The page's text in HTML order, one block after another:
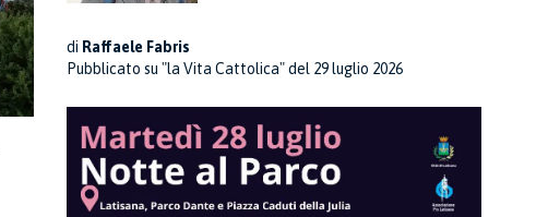
di Raffaele Fabris
Pubblicato su "la Vita Cattolica" del 29 luglio 2026